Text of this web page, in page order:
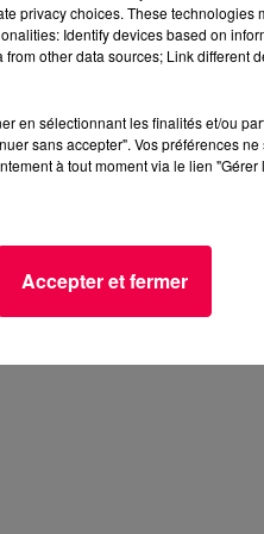
car selon lui, elle
cotisations des actifs,
d'utiliser le budget
à"investir dans nos
privacy choices. These technologies
Identify devices based on
other data sources; Link different
en sélectionnant les finalités et/ou
sans accepter". Vos préférences
à tout moment via le lien
Accepter et fermer